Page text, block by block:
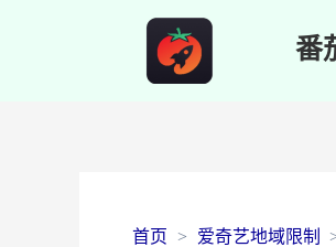
番
首页 爱奇艺地域限制